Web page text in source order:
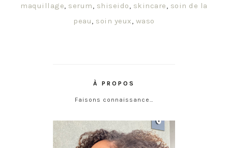
maquillage, serum, shiseido, skincare, soin de la
peau, soin yeux, waso
À PROPOS
Faisons connaissance…